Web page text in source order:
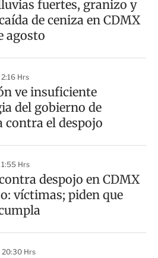
fuertes, granizo y
de ceniza en CDMX
agosto
Hrs
ve insuficiente
del gobierno de
contra el despojo
Hrs
despojo en CDMX
víctimas; piden que
20:30 Hrs